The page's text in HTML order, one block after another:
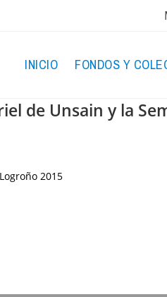
INICIO FONDOS Y
de Unsain y la
2015